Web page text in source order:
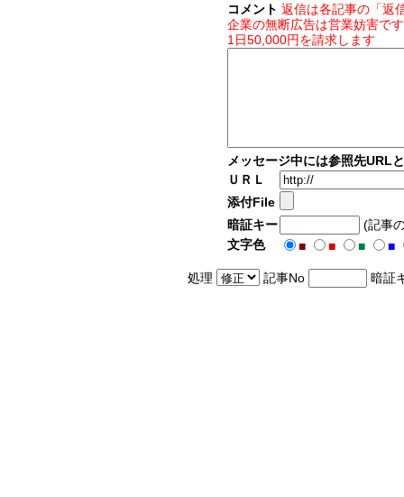
コメント 返信は各記事の「返
企業の無断広告は営業妨害で
1日50,000円を請求します
メッセージ中には参照先URL
ＵＲＬ
添付File
暗証キー
(記事
文字色
■ ■ ■ ■
処理 記事No 暗証